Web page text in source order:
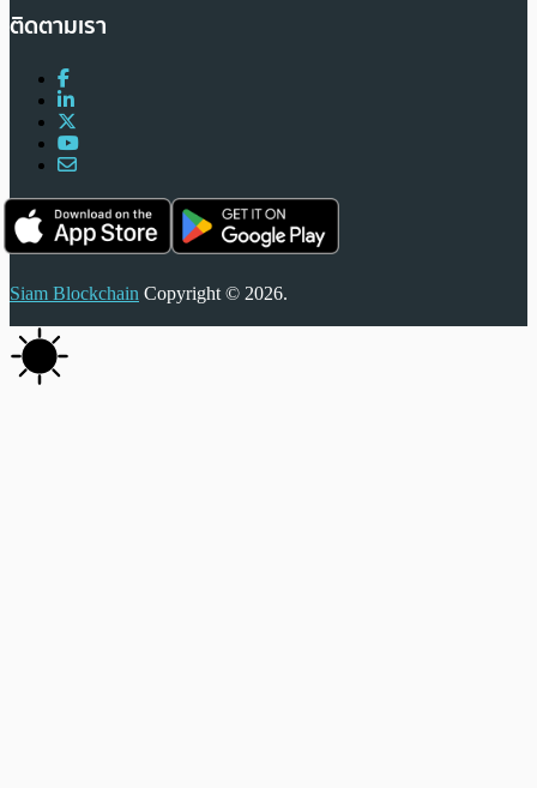
ติดตามเรา
Siam Blockchain Copyright © 2026.